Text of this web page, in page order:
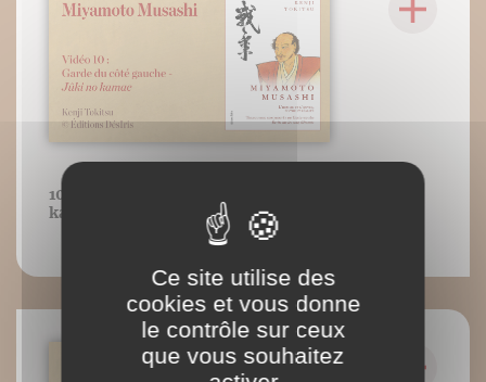
10 : Garde du côté gauche - Jûki no
kamae
Ce site utilise des
cookies et vous donne
le contrôle sur ceux
que vous souhaitez